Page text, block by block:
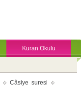
Kuran Okulu
Câsiye suresi